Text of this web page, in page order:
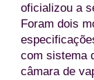
oficializou a
Foram dois
com sistema
câmara de